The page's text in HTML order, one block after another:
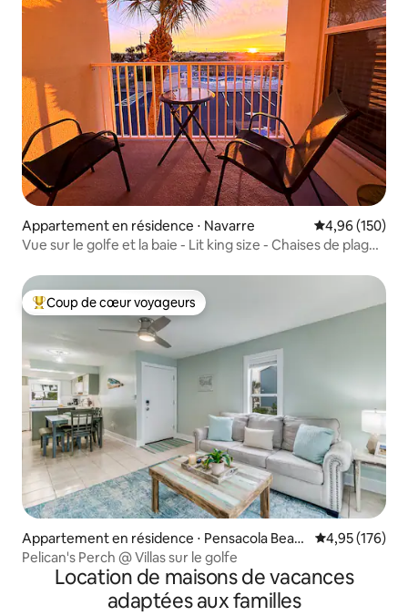
Appartement en résidence ⋅ Navarre Évaluation
4,96 (150)
Vue sur le golfe et la baie - Lit king size - Chaises de plage
Coups de cœur voyageurs les plus appréciés
Coup de cœur voyageurs
Appartement en résidence ⋅ Pensacola Beac
h
Évaluation
4,95 (176)
Pelican's Perch @ Villas sur le golfe
Location de maisons de vacances
adaptées aux familles